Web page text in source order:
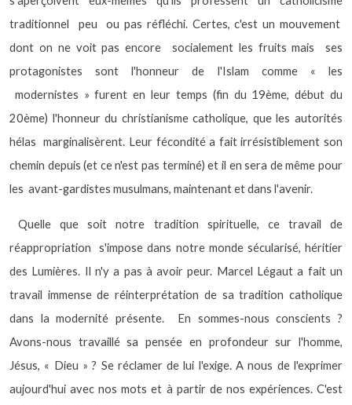
traditionnel
peu
ou pas réfléchi. Certes, c'est un mouvement
dont on ne voit pas encore
socialement les fruits mais
ses
protagonistes sont l'honneur de l'Islam comme « les
modernistes » furent en leur temps (fin du 19ème, début du
20ème) l'honneur du christianisme catholique, que les autorités
hélas
marginalisèrent. Leur fécondité a fait irrésistiblement son
chemin depuis (et ce n'est pas terminé) et il en sera de même pour
les avant-gardistes musulmans, maintenant et dans l'avenir.
Quelle que soit notre tradition spirituelle, ce travail de
réappropriation
s'impose dans notre monde sécularisé, héritier
des Lumières. Il n'y a pas à avoir peur. Marcel Légaut a fait un
travail immense de réinterprétation de sa tradition catholique
dans la modernité présente.
En sommes-nous conscients ?
Avons-nous travaillé sa pensée en profondeur sur l'homme,
Jésus, « Dieu » ? Se réclamer de lui l'exige. A nous de l'exprimer
aujourd'hui avec nos mots et à partir de nos expériences. C'est